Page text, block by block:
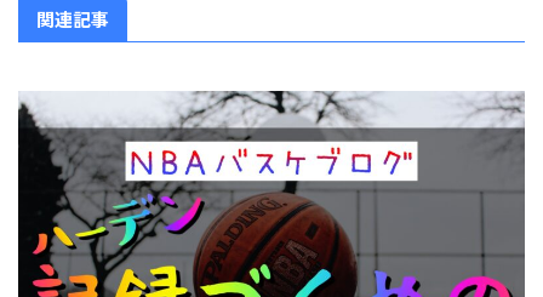
関連記事